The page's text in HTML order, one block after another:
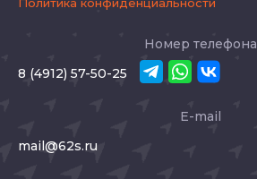
Номер телефона
8 (4912) 57-50-25
E-mail
mail@62s.ru